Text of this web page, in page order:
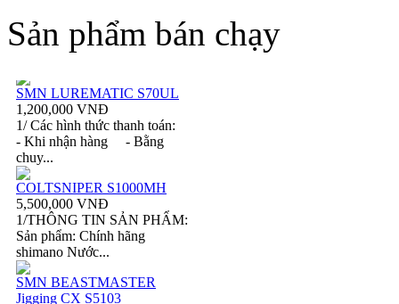
Sản phẩm bán chạy
SMN LUREMATIC S70UL
1,200,000 VNĐ
1/ Các hình thức thanh toán:
- Khi nhận hàng - Bằng
chuy...
COLTSNIPER S1000MH
5,500,000 VNĐ
1/THÔNG TIN SẢN PHẨM:
Sản phẩm: Chính hãng
shimano Nước...
SMN BEASTMASTER
Jigging CX S5103